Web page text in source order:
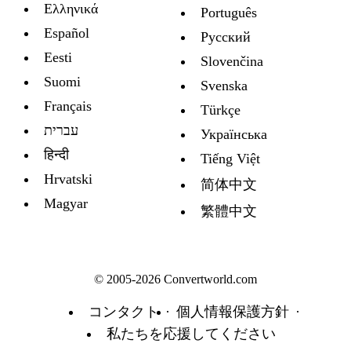
Ελληνικά
Español
Eesti
Suomi
Français
עברית
हिन्दी
Hrvatski
Magyar
Português
Русский
Slovenčina
Svenska
Türkçe
Украïнська
Tiếng Việt
简体中文
繁體中文
© 2005-2026 Convertworld.com
コンタクト
個人情報保護方針
私たちを応援してください